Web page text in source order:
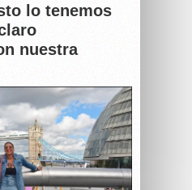
lo tenemos
nuestra